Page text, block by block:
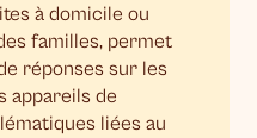
à domicile ou
familles, permet
réponses sur les
appareils de
liées au